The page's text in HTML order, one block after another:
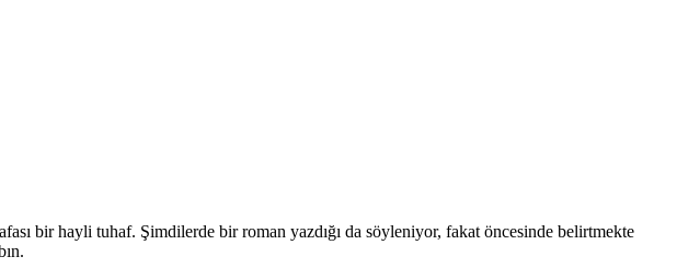
bir hayli tuhaf. Şimdilerde bir roman yazdığı da söyleniyor, fakat öncesinde belirtmekte